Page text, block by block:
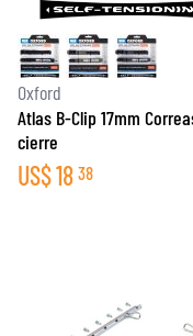
Oxford
Atlas B-Clip 17mm
cierre
US$18 38